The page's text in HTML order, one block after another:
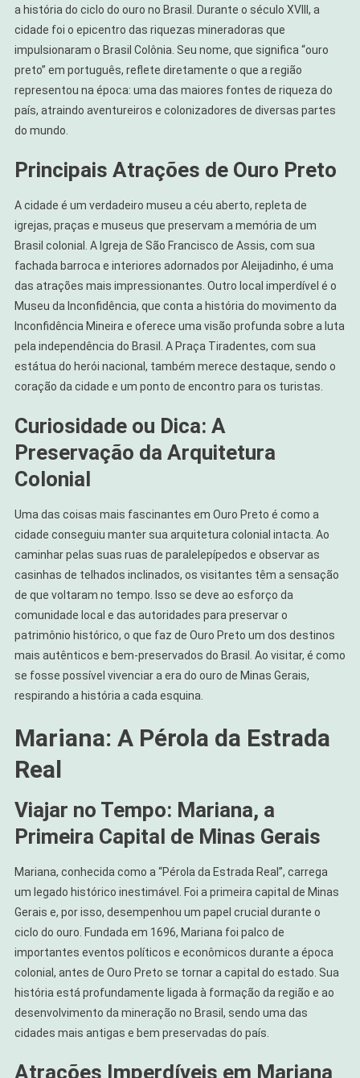
a história do ciclo do ouro no Brasil. Durante o século XVIII, a
cidade foi o epicentro das riquezas mineradoras que
impulsionaram o Brasil Colônia. Seu nome, que significa “ouro
preto” em português, reflete diretamente o que a região
representou na época: uma das maiores fontes de riqueza do
país, atraindo aventureiros e colonizadores de diversas partes
do mundo.
Principais Atrações de Ouro Preto
A cidade é um verdadeiro museu a céu aberto, repleta de
igrejas, praças e museus que preservam a memória de um
Brasil colonial. A Igreja de São Francisco de Assis, com sua
fachada barroca e interiores adornados por Aleijadinho, é uma
das atrações mais impressionantes. Outro local imperdível é o
Museu da Inconfidência, que conta a história do movimento da
Inconfidência Mineira e oferece uma visão profunda sobre a luta
pela independência do Brasil. A Praça Tiradentes, com sua
estátua do herói nacional, também merece destaque, sendo o
coração da cidade e um ponto de encontro para os turistas.
Curiosidade ou Dica: A
Preservação da Arquitetura
Colonial
Uma das coisas mais fascinantes em Ouro Preto é como a
cidade conseguiu manter sua arquitetura colonial intacta. Ao
caminhar pelas suas ruas de paralelepípedos e observar as
casinhas de telhados inclinados, os visitantes têm a sensação
de que voltaram no tempo. Isso se deve ao esforço da
comunidade local e das autoridades para preservar o
patrimônio histórico, o que faz de Ouro Preto um dos destinos
mais autênticos e bem-preservados do Brasil. Ao visitar, é como
se fosse possível vivenciar a era do ouro de Minas Gerais,
respirando a história a cada esquina.
Mariana: A Pérola da Estrada
Real
Viajar no Tempo: Mariana, a
Primeira Capital de Minas Gerais
Mariana, conhecida como a “Pérola da Estrada Real”, carrega
um legado histórico inestimável. Foi a primeira capital de Minas
Gerais e, por isso, desempenhou um papel crucial durante o
ciclo do ouro. Fundada em 1696, Mariana foi palco de
importantes eventos políticos e econômicos durante a época
colonial, antes de Ouro Preto se tornar a capital do estado. Sua
história está profundamente ligada à formação da região e ao
desenvolvimento da mineração no Brasil, sendo uma das
cidades mais antigas e bem preservadas do país.
Atrações Imperdíveis em Mariana